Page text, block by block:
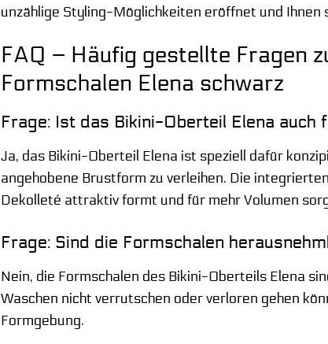
unzählige Styling-Möglichkeiten eröffnet und
FAQ – Häufig gestellte Fragen
Formschalen Elena schwarz
Frage: Ist das Bikini-Oberteil Elena
Ja, das Bikini-Oberteil Elena ist speziell dafür
angehobene Brustform zu verleihen. Die
Dekolleté attraktiv formt und für mehr Volumen
Frage: Sind die Formschalen
Nein, die Formschalen des Bikini-Oberteils Elena
Waschen nicht verrutschen oder verloren gehen
Formgebung.